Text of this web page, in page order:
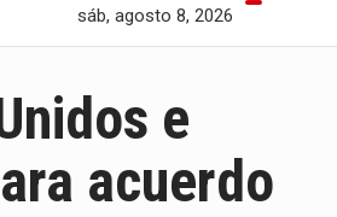
sáb, agosto 8, 2026
e
acuerdo